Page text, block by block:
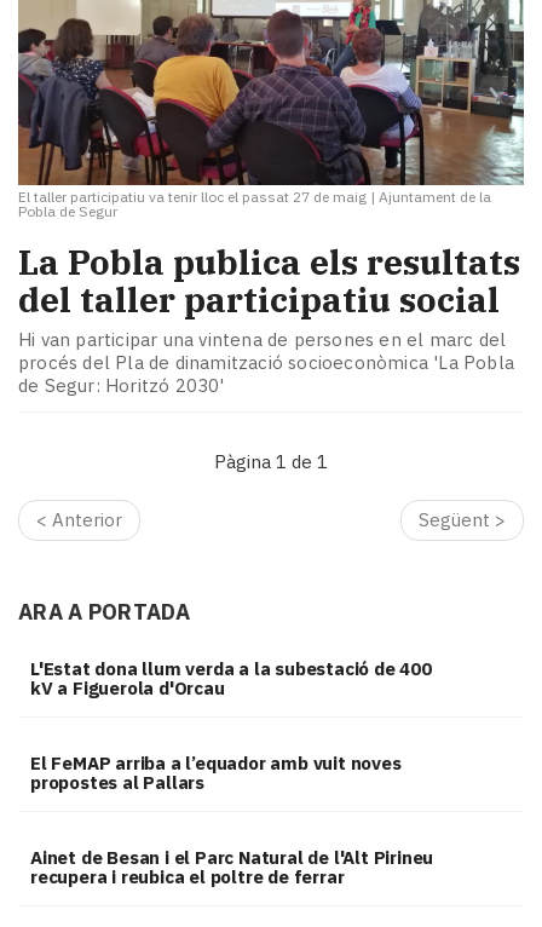
El taller participatiu va tenir lloc el passat 27 de maig | Ajuntament de la
Pobla de Segur
La Pobla publica els resultats
del taller participatiu social
Hi van participar una vintena de persones en el marc del
procés del Pla de dinamització socioeconòmica 'La Pobla
de Segur: Horitzó 2030'
Pàgina 1 de 1
< Anterior Següent >
ARA A PORTADA
L'Estat dona llum verda a la subestació de 400
kV a Figuerola d'Orcau
El FeMAP arriba a l’equador amb vuit noves
propostes al Pallars
Ainet de Besan i el Parc Natural de l'Alt Pirineu
recupera i reubica el poltre de ferrar